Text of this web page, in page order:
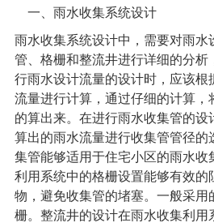
一、 雨水收集系统设计
雨水收集系统设计中，需要对雨水
管、格栅和整流井进行详细的分析
行雨水设计流量的设计时，应该根
流量进行计算，通过仔细的计算，
的算出来。在进行雨水收集管的设
算出的雨水流量进行收集管管径的
集管能够适用于住宅小区的雨水收
利用系统中的格栅设置能够有效的
物，避免收集管的堵塞。一般采用
栅。整流井的设计在雨水收集利用